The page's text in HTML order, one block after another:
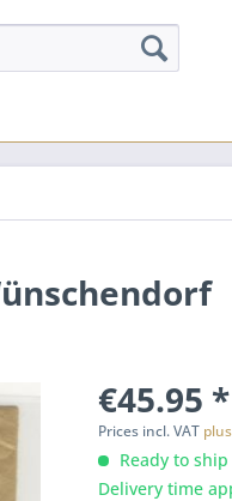
€45.95 *
Prices incl. VAT
Ready to
Delivery time